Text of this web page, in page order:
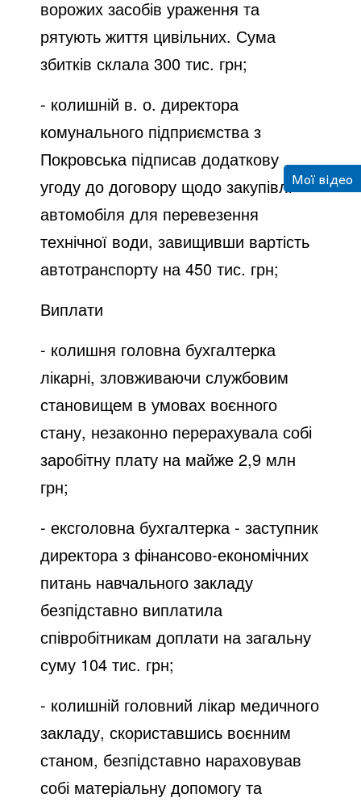
ворожих засобів ураження та
рятують життя цивільних. Сума
збитків склала 300 тис. грн;
- колишній в. о. директора
комунального підприємства з
Покровська підписав додаткову
угоду до договору щодо закупівлі
автомобіля для перевезення
технічної води, завищивши вартість
автотранспорту на 450 тис. грн;
Виплати
- колишня головна бухгалтерка
лікарні, зловживаючи службовим
становищем в умовах воєнного
стану, незаконно перерахувала собі
заробітну плату на майже 2,9 млн
грн;
- ексголовна бухгалтерка - заступник
директора з фінансово-економічних
питань навчального закладу
безпідставно виплатила
співробітникам доплати на загальну
суму 104 тис. грн;
- колишній головний лікар медичного
закладу, скориставшись воєнним
станом, безпідставно нараховував
собі матеріальну допомогу та
Мої відео